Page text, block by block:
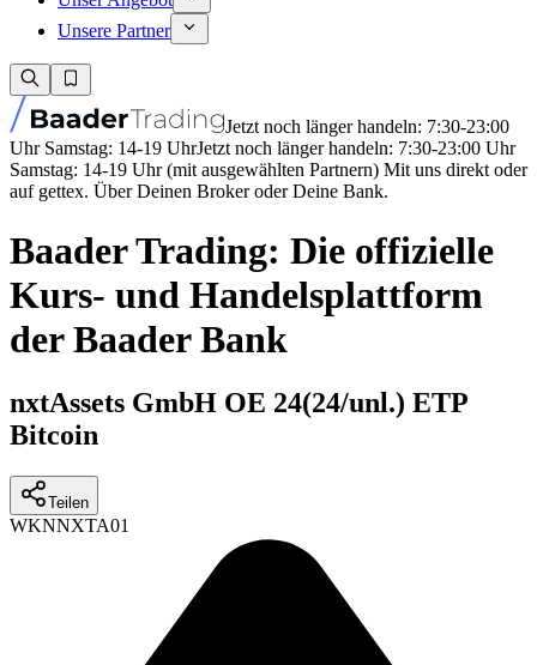
Unsere Partner
Jetzt noch länger handeln: 7:30-23:00
Uhr Samstag: 14-19 UhrJetzt noch länger handeln: 7:30-23:00 Uhr
Samstag: 14-19 Uhr (mit ausgewählten Partnern) Mit uns direkt oder
auf gettex. Über Deinen Broker oder Deine Bank.
Baader Trading: Die offizielle
Kurs- und Handelsplattform
der Baader Bank
nxtAssets GmbH OE 24(24/unl.) ETP
Bitcoin
Teilen
WKNNXTA01